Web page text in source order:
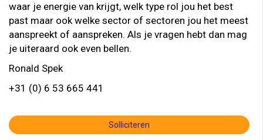
waar je energie van krijgt, welk type rol jou het best
past maar ook welke sector of sectoren jou het meest
aanspreekt of aanspreken. Als je vragen hebt dan mag
je uiteraard ook even bellen.
Ronald Spek
+31 (0) 6 53 665 441
Solliciteren